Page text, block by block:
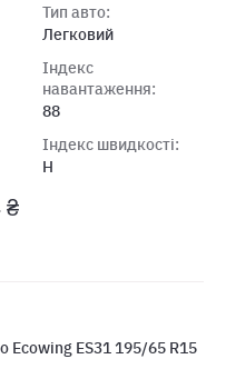
Тип авто:
Легковий
Індекс
навантаження:
88
Індекс швидкості:
H
₴
Ecowing ES31 195/65 R15